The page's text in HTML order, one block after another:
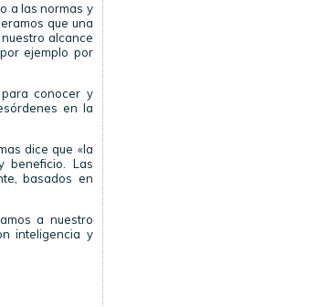
a las normas y
que una
alcance
ejemplo por
conocer y
en la
dice que «la
beneficio. Las
basados en
a nuestro
inteligencia y